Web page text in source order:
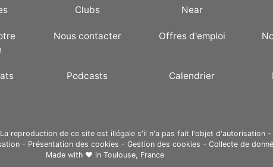
Clubs Near
Nous contacter Offres d'emploi
Podcasts Calendrier
reproduction de ce site est illégale s'il n'a pas fait l'objet d'autorisation -
- Présentation des cookies - Gestion des cookies - Collecte de
Made with ❤ in Toulouse, France